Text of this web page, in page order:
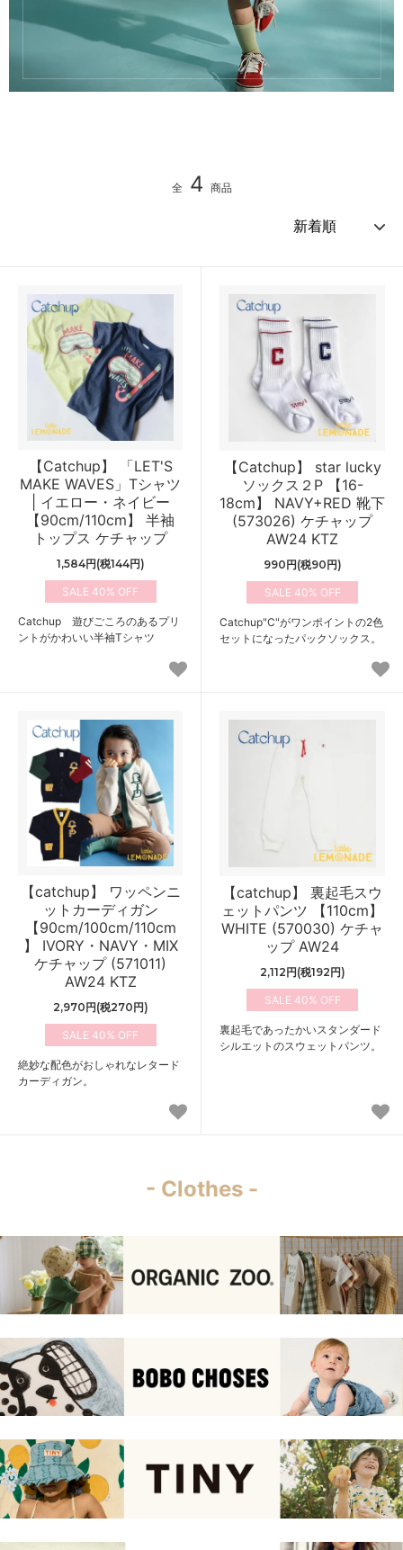
全 4 商品
【Catchup】 「LET'S
MAKE WAVES」Tシャツ
| イエロー・ネイビー
【90cm/110cm】 半袖
トップス ケチャップ
1,584円(税144円)
40%
Catchup 遊びごころのあるプリ
ントがかわいい半袖Tシャツ
【Catchup】 star lucky
ソックス２P 【16-
18cm】 NAVY+RED 靴下
(573026) ケチャップ
AW24 KTZ
990円(税90円)
40%
Catchup"C"がワンポイントの2色
セットになったパックソックス。
【catchup】 ワッペンニ
ットカーディガン
【90cm/100cm/110cm
】 IVORY・NAVY・MIX
ケチャップ (571011)
AW24 KTZ
2,970円(税270円)
40%
絶妙な配色がおしゃれなレタード
カーディガン。
【catchup】 裏起毛スウ
ェットパンツ 【110cm】
WHITE (570030) ケチャ
ップ AW24
2,112円(税192円)
40%
裏起毛であったかいスタンダード
シルエットのスウェットパンツ。
- Clothes -